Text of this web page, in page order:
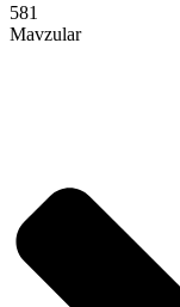
581
Mavzular